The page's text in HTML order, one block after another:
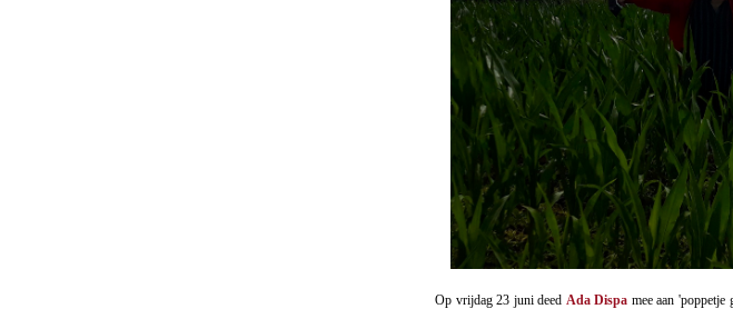
Op vrijdag 23 juni deed Ada Dispa mee aan